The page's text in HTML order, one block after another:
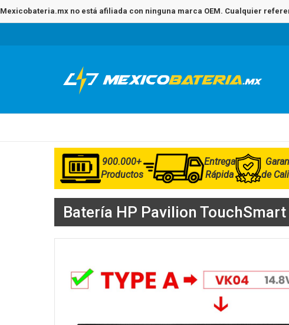
Mexicobateria.mx no está afiliada con ninguna marca OEM. Cualquier
900.000+
Productos
Entrega
Rápida
de
Batería HP Pavilion